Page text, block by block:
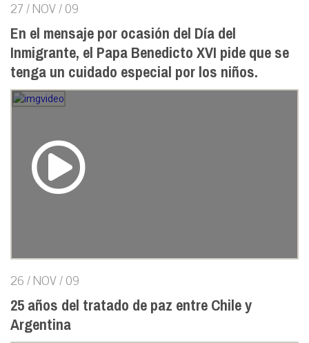
27 / NOV / 09
En el mensaje por ocasión del Día del
Inmigrante, el Papa Benedicto XVI pide que se
tenga un cuidado especial por los niños.
26 / NOV / 09
25 años del tratado de paz entre Chile y
Argentina